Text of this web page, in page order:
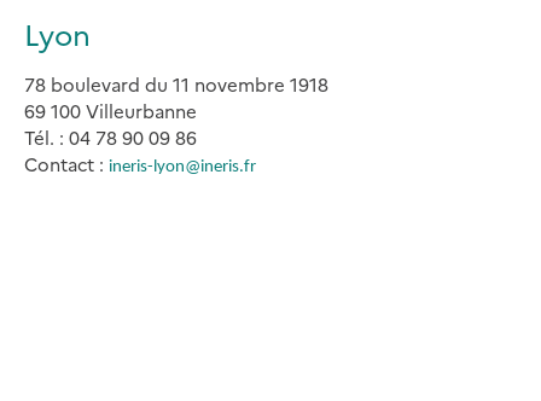
Lyon
78 boulevard du 11 novembre 1918
69 100 Villeurbanne
Tél. : 04 78 90 09 86
Contact : ineris-lyon@ineris.fr